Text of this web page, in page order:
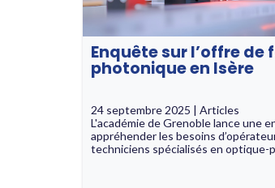
Enquête sur l’offre
photonique en Isère
24 septembre 2025 | Articles
L'académie de Grenoble lance une
appréhender les besoins
techniciens spécialisés en optique-